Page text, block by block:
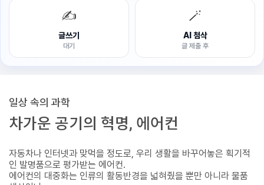
✍️
글쓰기
대기
🪄
AI 첨삭
글 제출 후
일상 속의 과학
차가운 공기의 혁명, 에어컨
자동차나 인터넷과 맞먹을 정도로, 우리 생활을 바꾸어놓은 획기적
인 발명품으로 평가받는 에어컨.
에어컨의 대중화는 인류의 활동반경을 넓혀줬을 뿐만 아니라 물품